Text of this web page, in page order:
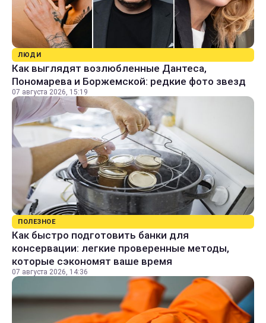
ЛЮДИ
Как выглядят возлюбленные Дантеса,
Пономарева и Боржемской: редкие фото звезд
07 августа 2026, 15:19
ПОЛЕЗНОЕ
Как быстро подготовить банки для
консервации: легкие проверенные методы,
которые сэкономят ваше время
07 августа 2026, 14:36